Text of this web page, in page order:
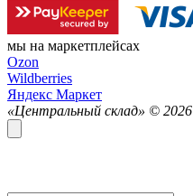
мы на маркетплейсах
Ozon
Wildberries
Яндекс Маркет
«Центральный склад» © 2026